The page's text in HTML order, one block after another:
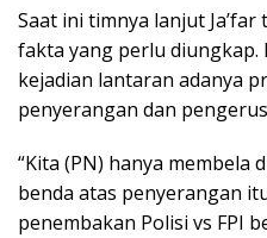
Saat ini timnya lanjut
fakta yang perlu diungkap.
kejadian lantaran adanya
penyerangan dan
“Kita (PN) hanya membela
benda atas penyerangan
penembakan Polisi vs FPI